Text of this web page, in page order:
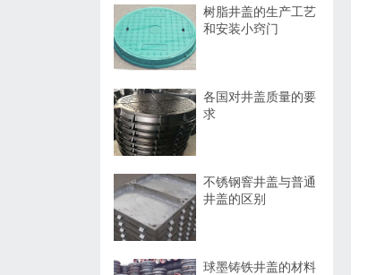
树脂井盖的生产工艺
和安装小窍门
各国对井盖质量的要
求
不锈钢窨井盖与普通
井盖的区别
球墨铸铁井盖的材料